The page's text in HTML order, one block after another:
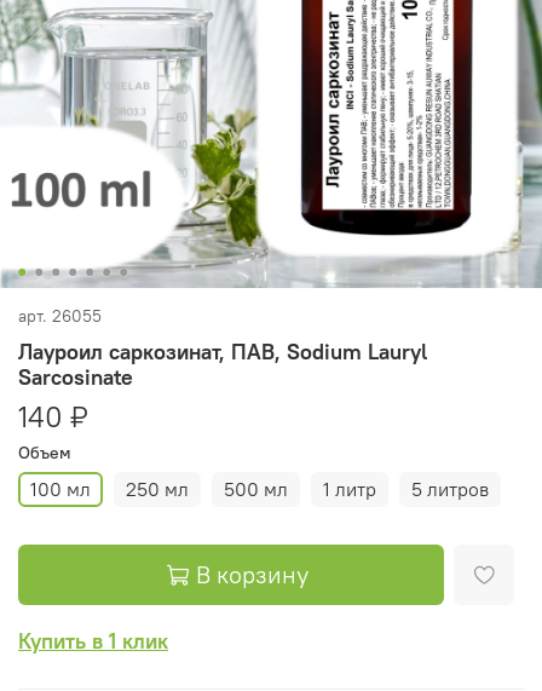
арт. 26055
Лауроил саркозинат, ПАВ, Sodium Lauryl
Sarcosinate
140 ₽
Объем
100 мл 250 мл 500 мл 1 литр 5 литров
В корзину
Купить в 1 клик